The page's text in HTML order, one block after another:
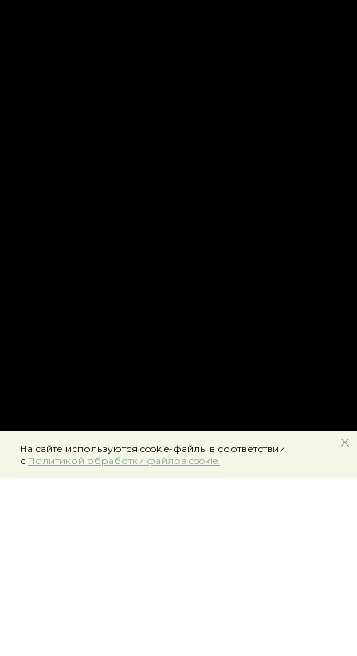
На сайте используются cookie-файлы в соответствии
с Политикой обработки файлов cookie.